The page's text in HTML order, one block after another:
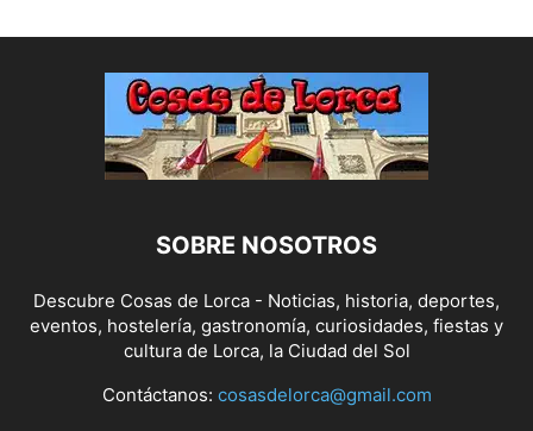
SOBRE NOSOTROS
Descubre Cosas de Lorca - Noticias, historia, deportes,
eventos, hostelería, gastronomía, curiosidades, fiestas y
cultura de Lorca, la Ciudad del Sol
Contáctanos: cosasdelorca@gmail.com